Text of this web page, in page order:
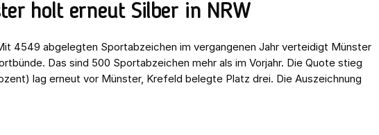
holt erneut Silber in NRW
4549 abgelegten Sportabzeichen im vergangenen Jahr verteidigt Münster
Das sind 500 Sportabzeichen mehr als im Vorjahr. Die Quote stieg
lag erneut vor Münster, Krefeld belegte Platz drei. Die Auszeichnung